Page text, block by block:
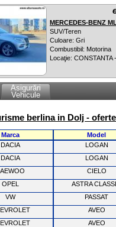
MERCEDES-BENZ
SUV/Teren
Culoare: Gri
Combustibil: Motorina
Locaţie: CONSTANTA
Asigurări
Vehicule
berlina in Dolj -
Marca
Model
DACIA
LOGAN
DACIA
LOGAN
CIELO
OPEL
ASTRA
VW
PASSAT
AVEO
AVEO